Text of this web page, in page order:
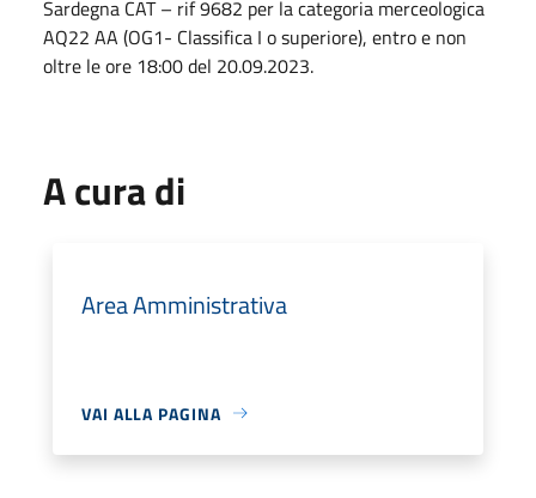
Sardegna CAT – rif 9682 per la categoria merceologica
AQ22 AA (OG1- Classifica I o superiore), entro e non
oltre le ore 18:00 del 20.09.2023.
A cura di
Area Amministrativa
VAI ALLA PAGINA